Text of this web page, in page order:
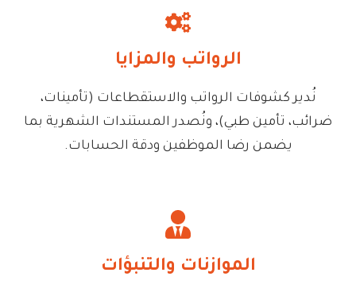
الرواتب والمزايا
نُدير كشوفات الرواتب والاستقطاعات (تأمينات،
ضرائب، تأمين طبي)، ونُصدر المستندات الشهرية بما
يضمن رضا الموظفين ودقة الحسابات.
الموازنات والتنبؤات